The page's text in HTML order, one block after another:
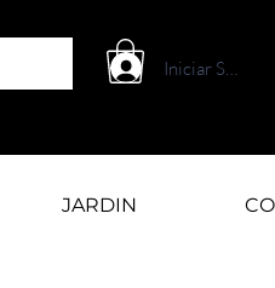
Iniciar Sesión
JARDIN